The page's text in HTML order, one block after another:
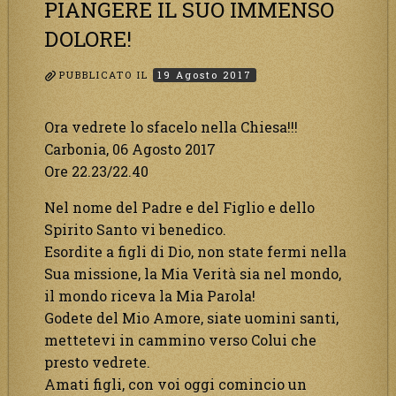
PIANGERE IL SUO IMMENSO
DOLORE!
PUBBLICATO IL 19 Agosto 2017
Ora vedrete lo sfacelo nella Chiesa!!!
Carbonia, 06 Agosto 2017
Ore 22.23/22.40
Nel nome del Padre e del Figlio e dello
Spirito Santo vi benedico.
Esordite a figli di Dio, non state fermi nella
Sua missione, la Mia Verità sia nel mondo,
il mondo riceva la Mia Parola!
Godete del Mio Amore, siate uomini santi,
mettetevi in cammino verso Colui che
presto vedrete.
Amati figli, con voi oggi comincio un